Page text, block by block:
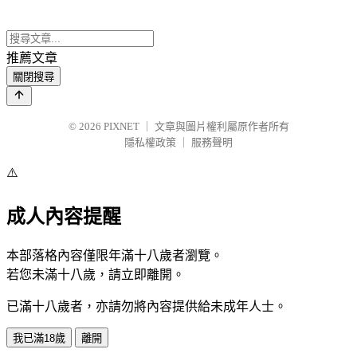
推薦文章
關閉搜尋
© 2026 PIXNET
文章與圖片權利屬原作者所有
隱私權政策
服務聲明
⚠️
成人內容提醒
本部落格內容僅限年滿十八歲者瀏覽。
若您未滿十八歲，請立即離開。
已滿十八歲者，亦請勿將內容提供給未成年人士。
我已滿18歲 離開